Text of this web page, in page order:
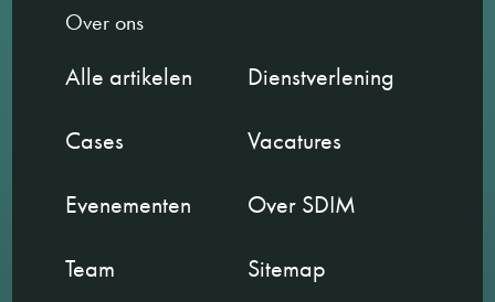
Over ons
Alle artikelen
Dienstverlening
Cases
Vacatures
Evenementen
Over SDIM
Team
Sitemap